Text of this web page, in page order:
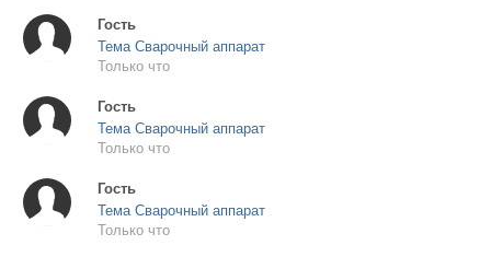
Гость
Тема Сварочный аппарат
Только что
Гость
Тема Сварочный аппарат
Только что
Гость
Тема Сварочный аппарат
Только что